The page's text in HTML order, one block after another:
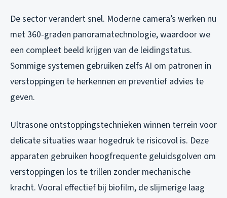
De sector verandert snel. Moderne camera’s werken nu
met 360-graden panoramatechnologie, waardoor we
een compleet beeld krijgen van de leidingstatus.
Sommige systemen gebruiken zelfs AI om patronen in
verstoppingen te herkennen en preventief advies te
geven.
Ultrasone ontstoppingstechnieken winnen terrein voor
delicate situaties waar hogedruk te risicovol is. Deze
apparaten gebruiken hoogfrequente geluidsgolven om
verstoppingen los te trillen zonder mechanische
kracht. Vooral effectief bij biofilm, de slijmerige laag